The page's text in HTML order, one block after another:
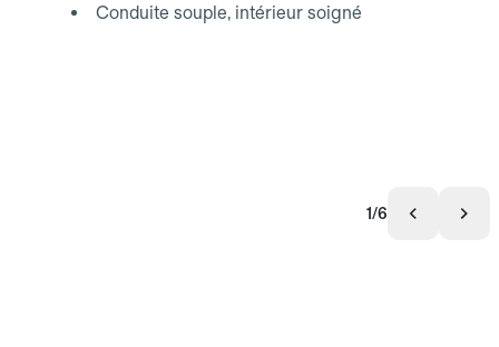
Conduite souple, intérieur soigné
1/6